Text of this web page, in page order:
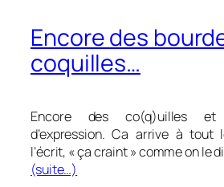
Encore des
coquilles…
Encore des co(q)uilles
d’expression. Ca arrive à tout
l’écrit, « ça craint » comme on le
(suite…)